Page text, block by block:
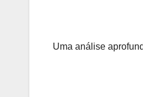
Uma análise